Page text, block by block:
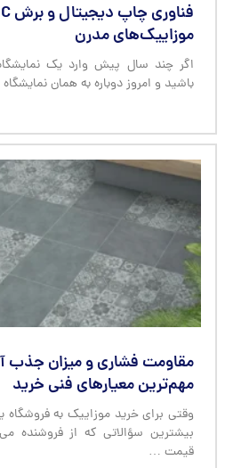
موزاییک‌های مدرن
اگر چند سال پیش وارد یک
باشید و امروز دوباره به همان
مقاومت فشاری و میزان جذب
مهم‌ترین معیارهای فنی خرید
وقتی برای خرید موزاییک به فروشگاه
بیشترین سؤالاتی که از فروشنده
قیمت …